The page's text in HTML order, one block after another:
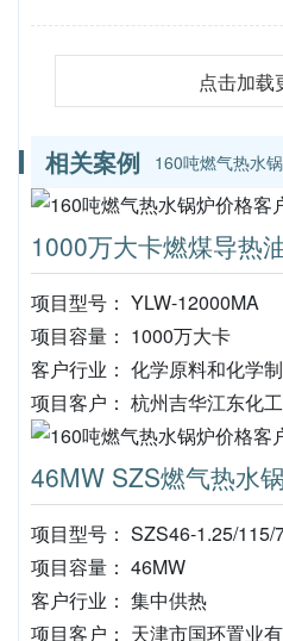
点击加载
相关案例 160吨燃气热水
1000万大卡燃煤导热
项目型号： YLW-12000MA
项目容量： 1000万大卡
客户行业： 化学原料和化学
项目客户： 杭州吉华江东化
46MW SZS燃气热水
项目型号： SZS46-1.25/
项目容量： 46MW
客户行业： 集中供热
项目客户： 天津市国环置业